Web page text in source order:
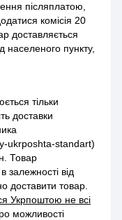
післяплатою,
комісія 20
доставляється
населеного пункту,
тільки
доставки
ukrposhta-standart)
Товар
залежності від
доставити товар.
Укрпоштою не всі
можливості